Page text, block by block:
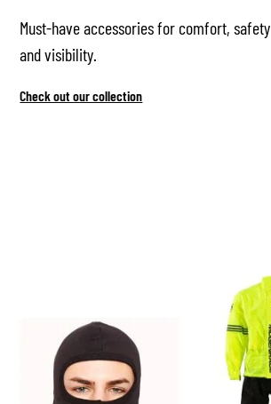
Must-have accessories for comfort, safety
and visibility.
Check out our collection